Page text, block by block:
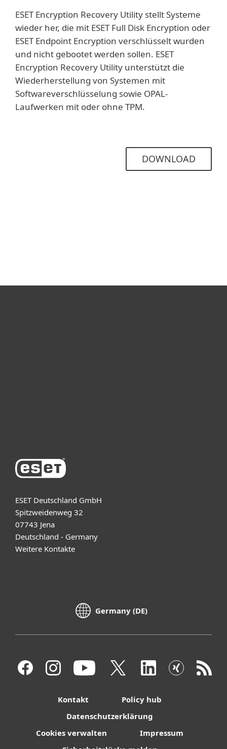
ESET Encryption Recovery Utility stellt Systeme
wieder her, die mit ESET Full Disk Encryption oder
ESET Endpoint Encryption verschlüsselt wurden
und nicht gebootet werden sollen. ESET
Encryption Recovery Utility unterstützt die
Wiederherstellung von Systemen mit
Softwareverschlüsselung sowie OPAL-
Laufwerken mit oder ohne TPM.
DOWNLOAD
ESET Deutschland GmbH
Spitzweidenweg 32
07743 Jena
Deutschland - Germany
Weitere Kontakte
Germany (DE)
Kontakt
Policy hub
Datenschutzerklärung
Cookies verwalten
Impressum